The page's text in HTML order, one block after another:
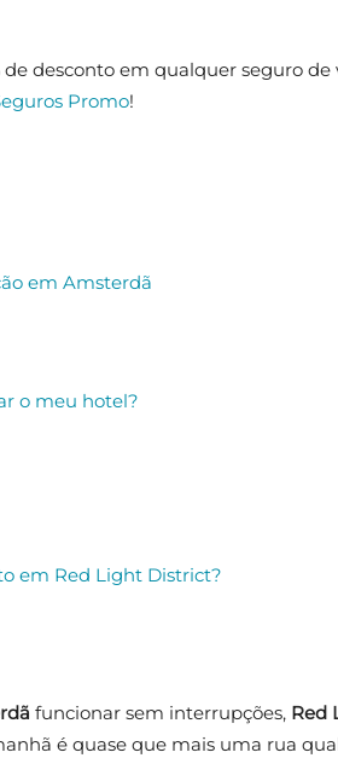
desconto em qualquer seguro de
Promo!
em Amsterdã
o meu hotel?
em Red Light District?
funcionar sem interrupções, Red
é quase que mais uma rua